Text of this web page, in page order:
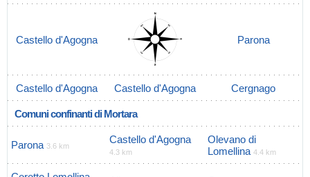
Castello d'Agogna Parona
Castello d'Agogna Castello d'Agogna Cergnago
Comuni confinanti di Mortara
Parona 3.6 km
Castello d'Agogna
4.3 km
Olevano di
Lomellina 4.4 km